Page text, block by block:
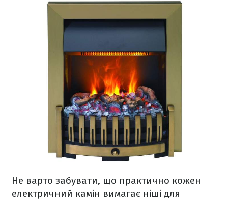
Не варто забувати, що практично кожен
електричний камін вимагає ніші для